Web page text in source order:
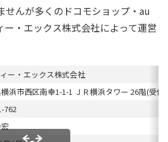
せんが多くのドコモショップ・au
ー・エックス株式会社によって運営
ー・エックス株式会社
浜市西区南幸1-1-1 ＪＲ横浜タワー 26階(受付
762